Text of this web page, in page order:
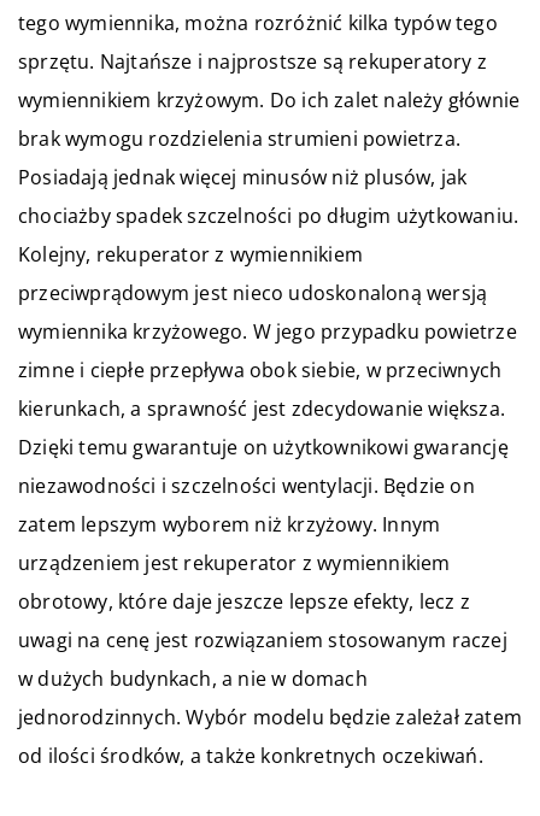
tego wymiennika, można rozróżnić kilka typów tego
sprzętu. Najtańsze i najprostsze są rekuperatory z
wymiennikiem krzyżowym. Do ich zalet należy głównie
brak wymogu rozdzielenia strumieni powietrza.
Posiadają jednak więcej minusów niż plusów, jak
chociażby spadek szczelności po długim użytkowaniu.
Kolejny, rekuperator z wymiennikiem
przeciwprądowym jest nieco udoskonaloną wersją
wymiennika krzyżowego. W jego przypadku powietrze
zimne i ciepłe przepływa obok siebie, w przeciwnych
kierunkach, a sprawność jest zdecydowanie większa.
Dzięki temu gwarantuje on użytkownikowi gwarancję
niezawodności i szczelności wentylacji. Będzie on
zatem lepszym wyborem niż krzyżowy. Innym
urządzeniem jest rekuperator z wymiennikiem
obrotowy, które daje jeszcze lepsze efekty, lecz z
uwagi na cenę jest rozwiązaniem stosowanym raczej
w dużych budynkach, a nie w domach
jednorodzinnych. Wybór modelu będzie zależał zatem
od ilości środków, a także konkretnych oczekiwań.